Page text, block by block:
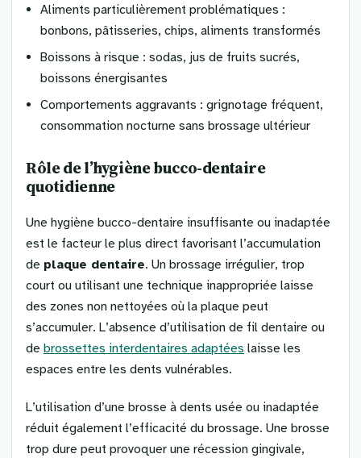
Aliments particulièrement problématiques :
bonbons, pâtisseries, chips, aliments transformés
Boissons à risque : sodas, jus de fruits sucrés,
boissons énergisantes
Comportements aggravants : grignotage fréquent,
consommation nocturne sans brossage ultérieur
Rôle de l’hygiène bucco-dentaire
quotidienne
Une hygiène bucco-dentaire insuffisante ou inadaptée
est le facteur le plus direct favorisant l’accumulation
de plaque dentaire. Un brossage irrégulier, trop
court ou utilisant une technique inappropriée laisse
des zones non nettoyées où la plaque peut
s’accumuler. L’absence d’utilisation de fil dentaire ou
de brossettes interdentaires adaptées laisse les
espaces entre les dents vulnérables.
L’utilisation d’une brosse à dents usée ou inadaptée
réduit également l’efficacité du brossage. Une brosse
trop dure peut provoquer une récession gingivale,